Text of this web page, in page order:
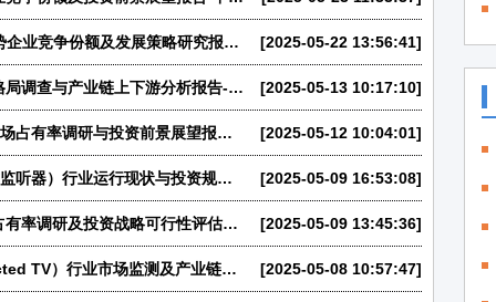
2025年全球MiniLED高清智能电视行业优势企业竞争份额及发展策略研究报告-中金企信发布 [2025-05-22 13:56:41]
2025年全球与中国AI婴儿监视器市场竞争格局调查与产业链上下游分析报告-中金企信发布 [2025-05-13 10:17:10]
2025-2031年全球与中国户外投影仪行业市场占有率调研与投资前景展望报告-中金企信发布 [2025-05-12 10:04:01]
2025-2031年全球与中国监听耳机（入耳式监听器）行业运行现状与投资规模前景洞察报告-中金企信发布 [2025-05-09 16:53:08]
2025年全球及中国单片式投影仪行业市场占有率调研及投资战略可行性评估报告-中金企信发布 [2025-05-09 13:45:36]
2025年全球及中国智能联网电视（Connected TV）行业市场监测及产业链上下游分析报告-中金企信发布 [2025-05-08 10:57:47]